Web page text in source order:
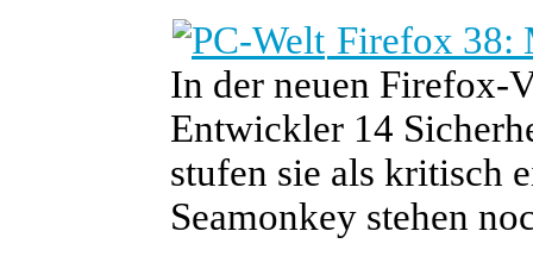
Firefox 38:
In der neuen Firefox-
Entwickler 14
stufen sie als kritisch
Seamonkey stehen